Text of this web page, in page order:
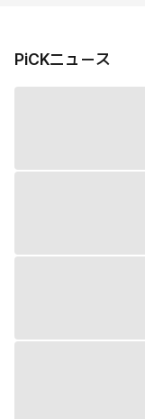
PiCKニュース